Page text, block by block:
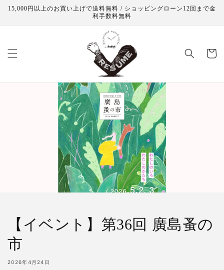
ンツに
15,000円以上のお買い上げで送料無料 / ショッピングローン12回まで金
利手数料無料
ー
【イベント】第36回 廣島蚤の
市
2026年4月24日